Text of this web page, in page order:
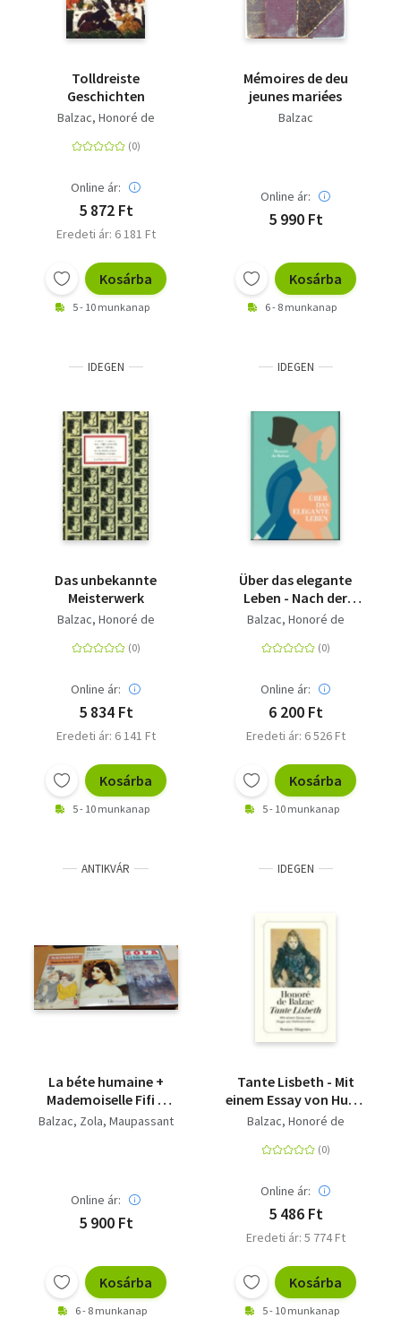
Tolldreiste
Geschichten
Balzac, Honoré de
Online ár:
5 872 Ft
Eredeti ár: 6 181 Ft
Kosárba
5 - 10 munkanap
Mémoires de deu
jeunes mariées
Balzac
Online ár:
5 990 Ft
Kosárba
6 - 8 munkanap
IDEGEN
Das unbekannte
Meisterwerk
Balzac, Honoré de
Online ár:
5 834 Ft
Eredeti ár: 6 141 Ft
Kosárba
5 - 10 munkanap
IDEGEN
Über das elegante
Leben - Nach der
Übersetzung von W.
aktualisiert und
Constanze Derham
Balzac, Honoré de
Online ár:
6 200 Ft
Eredeti ár: 6 526 Ft
Kosárba
5 - 10 munkanap
ANTIKVÁR
La béte humaine +
Mademoiselle Fifi +
Splendeurs et miséres
Balzac Zola Maupassant
Online ár:
5 900 Ft
Kosárba
6 - 8 munkanap
IDEGEN
Tante Lisbeth - Mit
einem Essay von Hugo
von Hofmannsthal
Balzac, Honoré de
Online ár:
5 486 Ft
Eredeti ár: 5 774 Ft
Kosárba
5 - 10 munkanap